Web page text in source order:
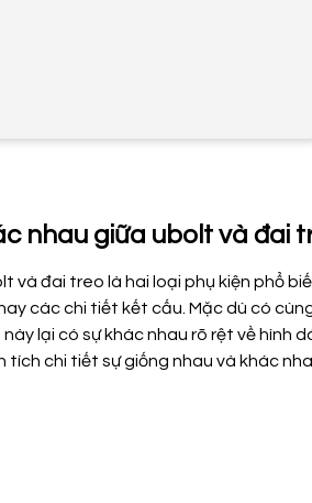
nhau giữa ubolt và đai
và đai treo là hai loại phụ kiện phổ
các chi tiết kết cấu. Mặc dù có
lại có sự khác nhau rõ rệt về hình
chi tiết sự giống nhau và khác